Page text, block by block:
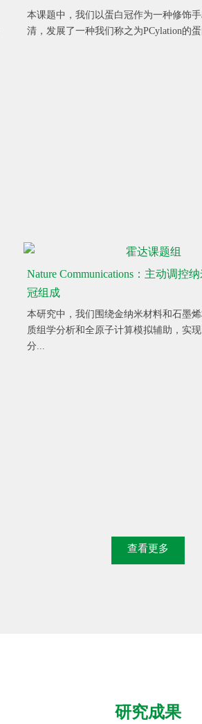
本课题中，我们以蛋白冠作为一种修饰
清，发展了一种我们称之为PCylation的
Nature Communications：主动调控
冠组成
本研究中，我们围绕金纳米材料和石墨
质组学分析和全原子计算模拟辅助，实
分...
查看更多
研究成果